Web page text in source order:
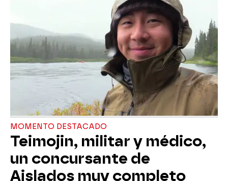
MOMENTO DESTACADO
Teimojin, militar y médico,
un concursante de
Aislados muy completo